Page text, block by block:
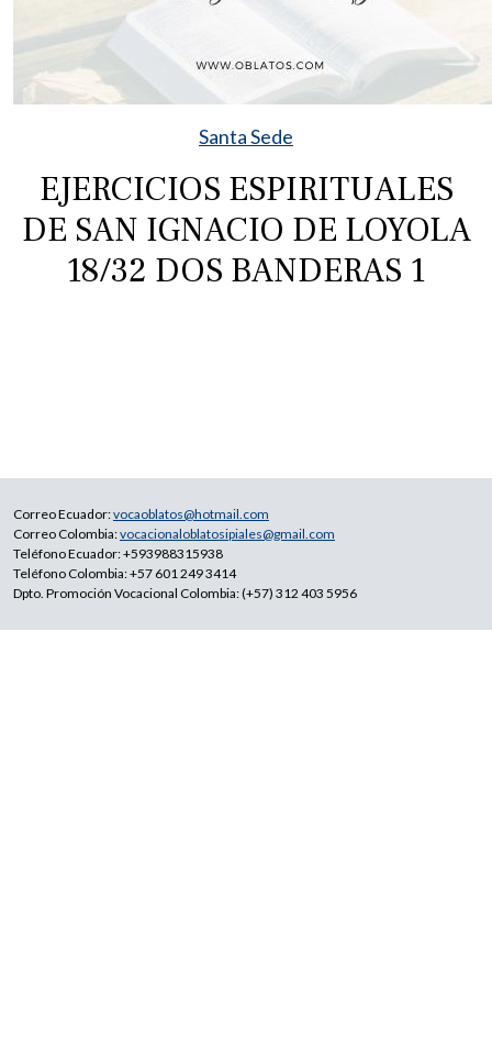
Santa Sede
EJERCICIOS ESPIRITUALES
DE SAN IGNACIO DE LOYOLA
18/32 DOS BANDERAS 1
Correo Ecuador:vocaoblatos@hotmail.com
Correo Colombia:vocacionaloblatosipiales@gmail.com
Teléfono Ecuador: +593988315938
Teléfono Colombia: +57 601 249 3414
Dpto. Promoción Vocacional Colombia: (+57) 312 403 5956